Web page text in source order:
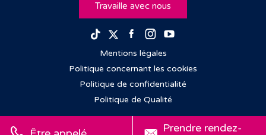
Prendre rendez-
Travaille avec nous
TikTokTwitterFacebook
Instagram
Mentions légales
Politique concernant les cookies
Politique de confidentialité
Politique de Qualité